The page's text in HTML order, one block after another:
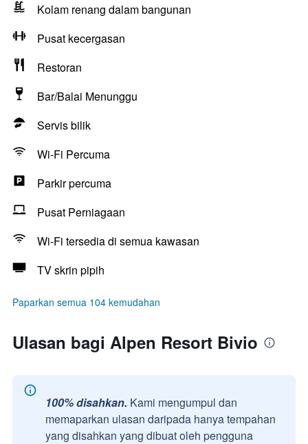
Kolam renang dalam bangunan
Pusat kecergasan
Restoran
Bar/Balai Menunggu
Servis bilik
Wi-Fi Percuma
Parkir percuma
Pusat Perniagaan
Wi-Fi tersedia di semua kawasan
TV skrin pipih
Paparkan semua 104 kemudahan
Ulasan bagi Alpen Resort Bivio
100% disahkan. Kami mengumpul dan
memaparkan ulasan daripada hanya tempahan
yang disahkan yang dibuat oleh pengguna